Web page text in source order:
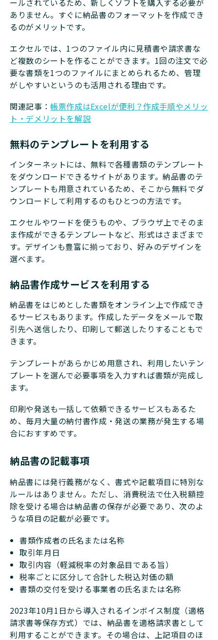
ールされているため、新しくソフトを購入する必要が
ありません。すぐに納品書のフォーマットを作成でき
るのがメリットです。
エクセルでは、1つのファイル内に見積書や請求書な
ど複数のシートを作ることができます。1回の注文で必
要な書類を1つのファイルにまとめられるため、管理
がしやすいというのも活用される理由です。
関連記事： 帳票作成はExcelが便利？作成手順やメリッ
ト・デメリットを解説
無料のテンプレートを利用する
インターネットには、無料で各種書類のテンプレート
をダウンロードできるサイトがあります。納品書のテ
ンプレートも用意されているため、そこから無料でダ
ウンロードして利用するのもひとつの方法です。
エクセルやワードを使うものや、ブラウザ上でそのま
ま作成ができるテンプレートなど、形式はさまざまで
す。デザインも豊富に揃っており、好みのデザインを
選べます。
納品書作成サービスを利用する
納品書をはじめとした書類をオンライン上で作成でき
るサービスもあります。作成したデータをメールで取
引先へ送信したり、印刷して郵送したりすることもで
きます。
テンプレートがあらかじめ用意され、利用したいテン
プレートを選んで必要事項を入力すれば書類が完成し
ます。
印刷や発送も一括して依頼できるサービスもあるた
め、毎月大量の納付書作成・発送の業務が発生する場
合におすすめです。
納品書の記載事項
納品書には発行義務がなく、書式や記載項目に特別な
ルールはありません。ただし、消費税法で仕入税額控
除を受ける場合は納品書の保存が必要であり、次のよ
うな項目の記載が必要です。
書類作成者の氏名または名称
取引年月日
取引内容（軽減税率の対象品目である旨）
税率ごとに区分して合計した税込対価の額
書類の交付を受ける事業者の氏名または名称
2023年10月1日から導入されるインボイス制度（適格
請求書等保存方式）では、納品書を適格請求書として
利用することができます。その場合は、上記項目のほ